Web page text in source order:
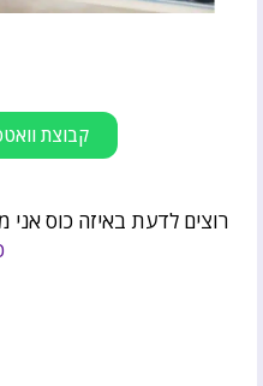
קבוצת
רוצים לדעת באיזה כוס